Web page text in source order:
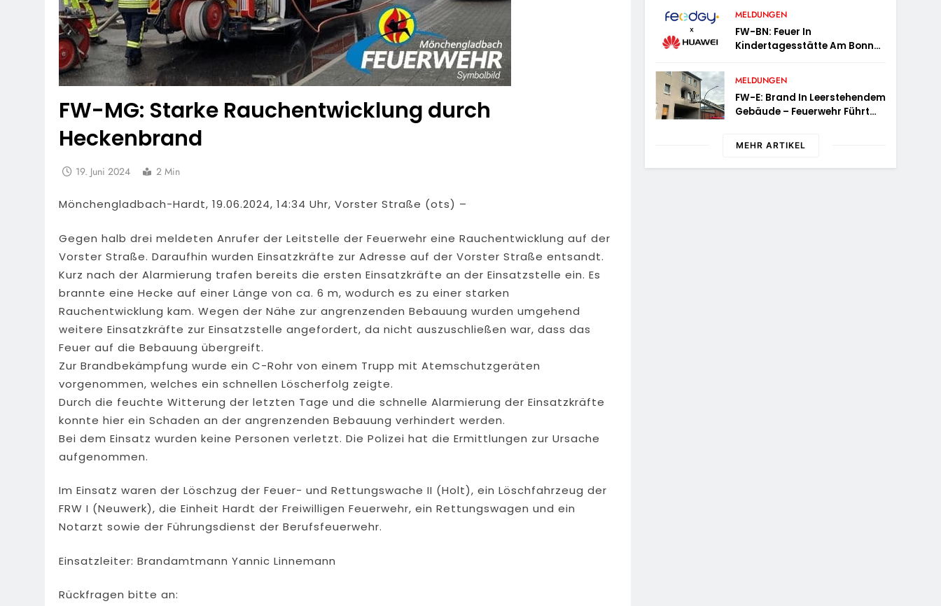
FW-MG: Starke Rauchentwicklung durch
Heckenbrand
19. Juni 2024 2 Min
Mönchengladbach-Hardt, 19.06.2024, 14:34 Uhr, Vorster Straße (ots) –
Gegen halb drei meldeten Anrufer der Leitstelle der Feuerwehr eine Rauchentwicklung auf der
Vorster Straße. Daraufhin wurden Einsatzkräfte zur Adresse auf der Vorster Straße entsandt.
Kurz nach der Alarmierung trafen bereits die ersten Einsatzkräfte an der Einsatzstelle ein. Es
brannte eine Hecke auf einer Länge von ca. 6 m, wodurch es zu einer starken
Rauchentwicklung kam. Wegen der Nähe zur angrenzenden Bebauung wurden umgehend
weitere Einsatzkräfte zur Einsatzstelle angefordert, da nicht auszuschließen war, dass das
Feuer auf die Bebauung übergreift.
Zur Brandbekämpfung wurde ein C-Rohr von einem Trupp mit Atemschutzgeräten
vorgenommen, welches ein schnellen Löscherfolg zeigte.
Durch die feuchte Witterung der letzten Tage und die schnelle Alarmierung der Einsatzkräfte
konnte hier ein Schaden an der angrenzenden Bebauung verhindert werden.
Bei dem Einsatz wurden keine Personen verletzt. Die Polizei hat die Ermittlungen zur Ursache
aufgenommen.
Im Einsatz waren der Löschzug der Feuer- und Rettungswache II (Holt), ein Löschfahrzeug der
FRW I (Neuwerk), die Einheit Hardt der Freiwilligen Feuerwehr, ein Rettungswagen und ein
Notarzt sowie der Führungsdienst der Berufsfeuerwehr.
Einsatzleiter: Brandamtmann Yannic Linnemann
Rückfragen bitte an:
Fordert Zahlreiche
Einsatzkräfte
MELDUNGEN
FW-BN: Feuer In
Kindertagesstätte Am Bonner
MELDUNGEN
FW-E: Brand In Leerstehendem
Gebäude – Feuerwehr Führt
MEHR ARTIKEL